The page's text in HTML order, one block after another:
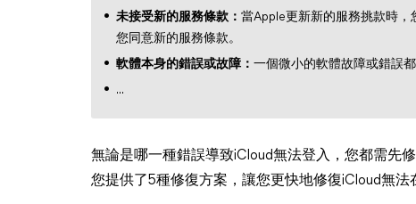
未接受新的服務條款： 當Apple更新新的服務挑款時
您同意新的服務條款。
軟體本身的錯誤或故障： 一個微小的軟體故障或錯誤
...
無論是哪一種錯誤導致iCloud無法登入，您都需先
您提供了5種修復方案，讓您更快地修復iCloud無法